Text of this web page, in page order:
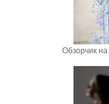
Обзорчик